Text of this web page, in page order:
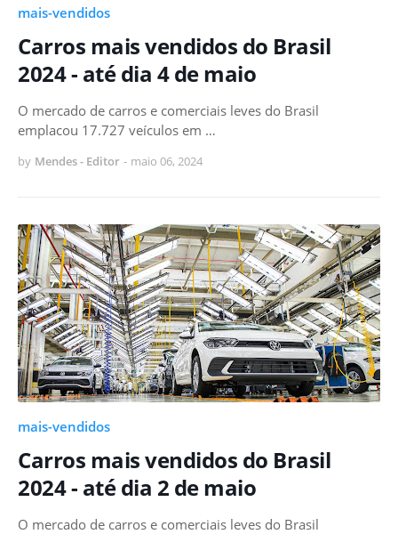
mais-vendidos
Carros mais vendidos do Brasil
2024 - até dia 4 de maio
O mercado de carros e comerciais leves do Brasil
emplacou 17.727 veículos em …
by Mendes - Editor - maio 06, 2024
mais-vendidos
Carros mais vendidos do Brasil
2024 - até dia 2 de maio
O mercado de carros e comerciais leves do Brasil